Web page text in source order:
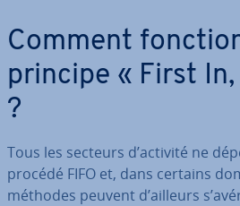
Comment
principe « First
?
Tous les secteurs d’activité ne
procédé FIFO et, dans certains
méthodes peuvent d’ailleurs